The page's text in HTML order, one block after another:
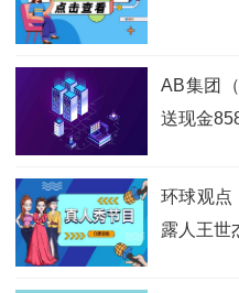
AB集团
送现金
环球观点
露人王世